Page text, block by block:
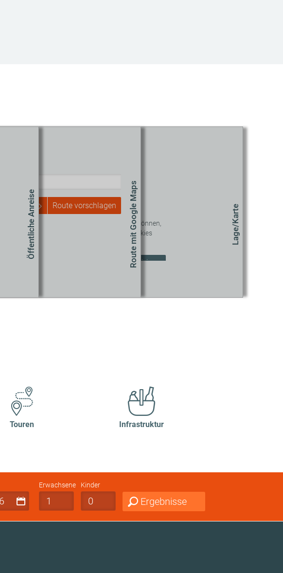
Öffentliche Anreise Route mit Google Maps
Route vorschlagen Lage/Karte
Um diesen Inhalt sehen zu können,
müssen Sie unseren Cookies
Cookie-Einstellungen aktualisieren
Touren Infrastruktur
Erwachsene Kinder
Ergebnisse